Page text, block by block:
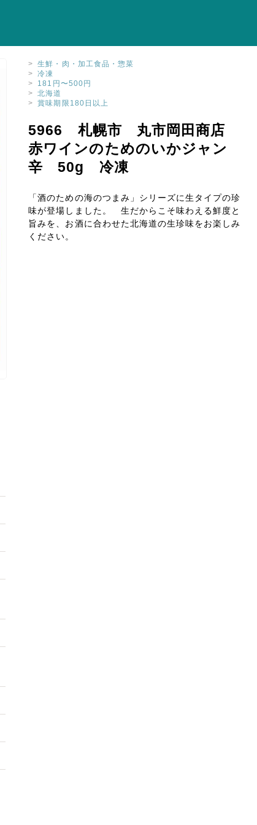
>
生鮮・肉・加工食品・惣菜
>
冷凍
>
181円〜500円
>
北海道
>
賞味期限180日以上
5966 札幌市 丸市岡田商店
赤ワインのためのいかジャン
辛 50g 冷凍
「酒のための海のつまみ」シリーズに生タイプの珍
味が登場しました。 生だからこそ味わえる鮮度と
旨みを、お酒に合わせた北海道の生珍味をお楽しみ
ください。